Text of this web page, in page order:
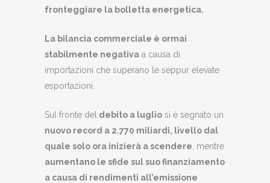
fronteggiare la bolletta energetica.
La bilancia commerciale è ormai
stabilmente negativa a causa di
importazioni che superano le seppur elevate
esportazioni.
Sul fronte del debito a luglio si è segnato un
nuovo record a 2.770 miliardi, livello dal
quale solo ora inizierà a scendere , mentre
aumentano le sfide sul suo finanziamento
a causa di rendimenti all’emissione